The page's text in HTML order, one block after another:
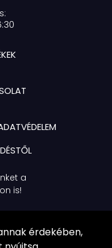
a
is!
érdekében,